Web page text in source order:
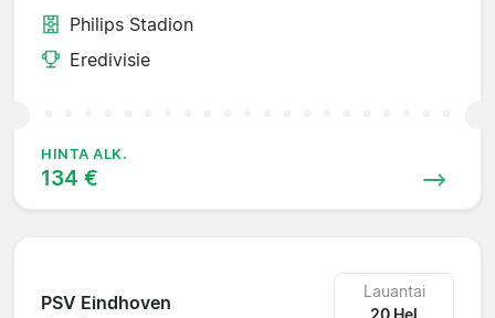
Philips Stadion
Eredivisie
HINTA ALK.
134 €
PSV Eindhoven
Lauantai
20 Hel